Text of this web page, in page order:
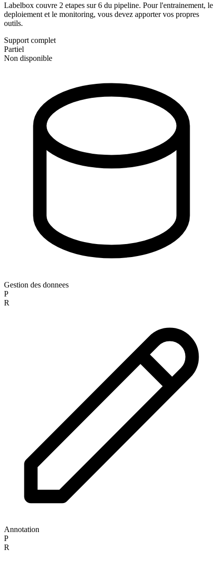
Labelbox couvre 2 etapes sur 6 du pipeline. Pour l'entrainement, le
deploiement et le monitoring, vous devez apporter vos propres
outils.
Support complet
Partiel
Non disponible
Gestion des donnees
P
R
Annotation
P
R